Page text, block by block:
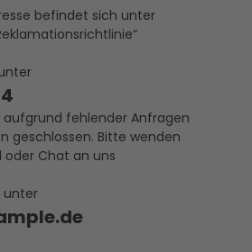
befindet sich unter
aufgrund fehlender Anfragen
geschlossen. Bitte wenden
oder Chat an uns
unter